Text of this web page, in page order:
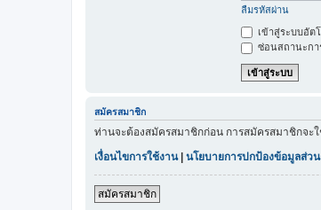
ลืมรหัสผ่าน
เข้าสู่ระบบอัต
ซ่อนสถานะก
สมัครสมาชิก
ท่านจะต้องสมัครสมาชิกก่อน การสมัครสมาชิกจะ
เงื่อนไขการใช้งาน| นโยบายการปกป้องข้อมูลส่ว
สมัครสมาชิก